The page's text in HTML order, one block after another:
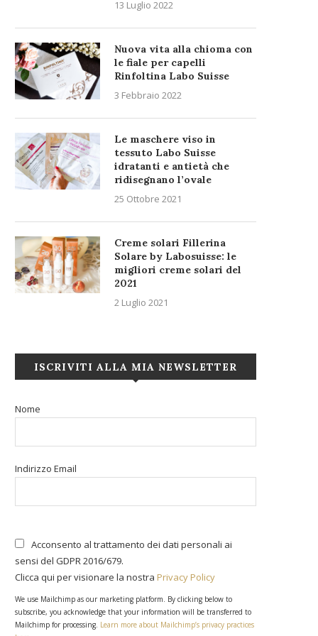
13 Luglio 2022
Nuova vita alla chioma con
le fiale per capelli
Rinfoltina Labo Suisse
3 Febbraio 2022
Le maschere viso in
tessuto Labo Suisse
idratanti e antietà che
ridisegnano l’ovale
25 Ottobre 2021
Creme solari Fillerina
Solare by Labosuisse: le
migliori creme solari del
2021
2 Luglio 2021
ISCRIVITI ALLA MIA NEWSLETTER
Nome
Indirizzo Email
Acconsento al trattamento dei dati personali ai
sensi del GDPR 2016/679.
Clicca qui per visionare la nostra Privacy Policy
We use Mailchimp as our marketing platform. By clicking below to
subscribe, you acknowledge that your information will be transferred to
Mailchimp for processing. Learn more about Mailchimp’s privacy practices